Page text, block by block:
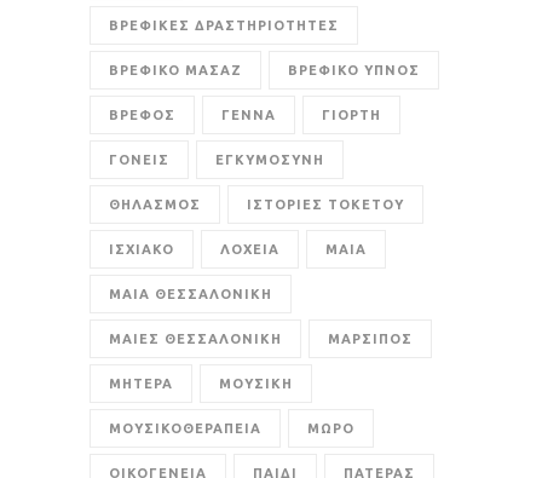
ΒΡΕΦΙΚΕΣ ΔΡΑΣΤΗΡΙΟΤΗΤΕΣ
ΒΡΕΦΙΚΟ ΜΑΣΑΖ ΒΡΕΦΙΚΟ ΥΠΝΟΣ
ΒΡΕΦΟΣ ΓΕΝΝΑ ΓΙΟΡΤΗ
ΓΟΝΕΙΣ ΕΓΚΥΜΟΣΥΝΗ
ΘΗΛΑΣΜΟΣ ΙΣΤΟΡΙΕΣ ΤΟΚΕΤΟΥ
ΙΣΧΙΑΚΟ ΛΟΧΕΙΑ ΜΑΙΑ
ΜΑΙΑ ΘΕΣΣΑΛΟΝΙΚΗ
ΜΑΙΕΣ ΘΕΣΣΑΛΟΝΙΚΗ ΜΑΡΣΙΠΟΣ
ΜΗΤΕΡΑ ΜΟΥΣΙΚΗ
ΜΟΥΣΙΚΟΘΕΡΑΠΕΙΑ ΜΩΡΟ
ΟΙΚΟΓΕΝΕΙΑ ΠΑΙΔΙ ΠΑΤΕΡΑΣ